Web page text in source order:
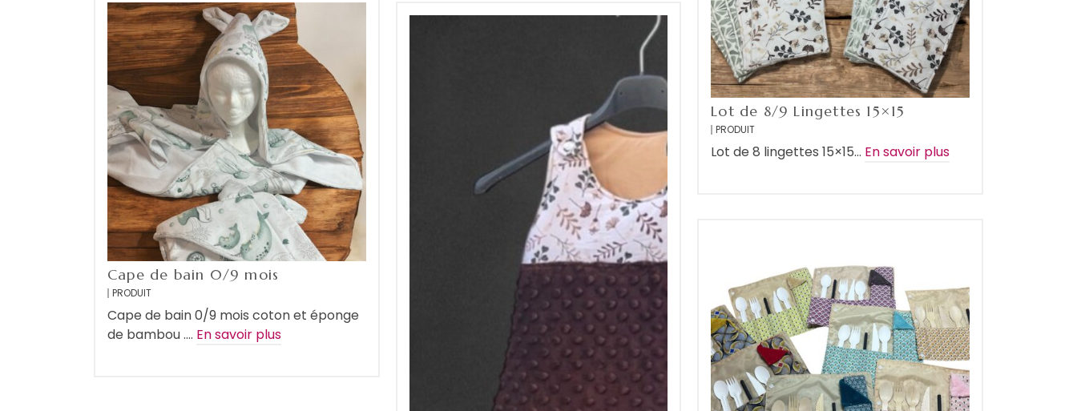
Lot de 8/9 Lingettes 15×15
PRODUIT
Lot de 8 lingettes 15×15… En savoir plus
Cape de bain 0/9 mois
PRODUIT
Cape de bain 0/9 mois coton et éponge
de bambou .… En savoir plus